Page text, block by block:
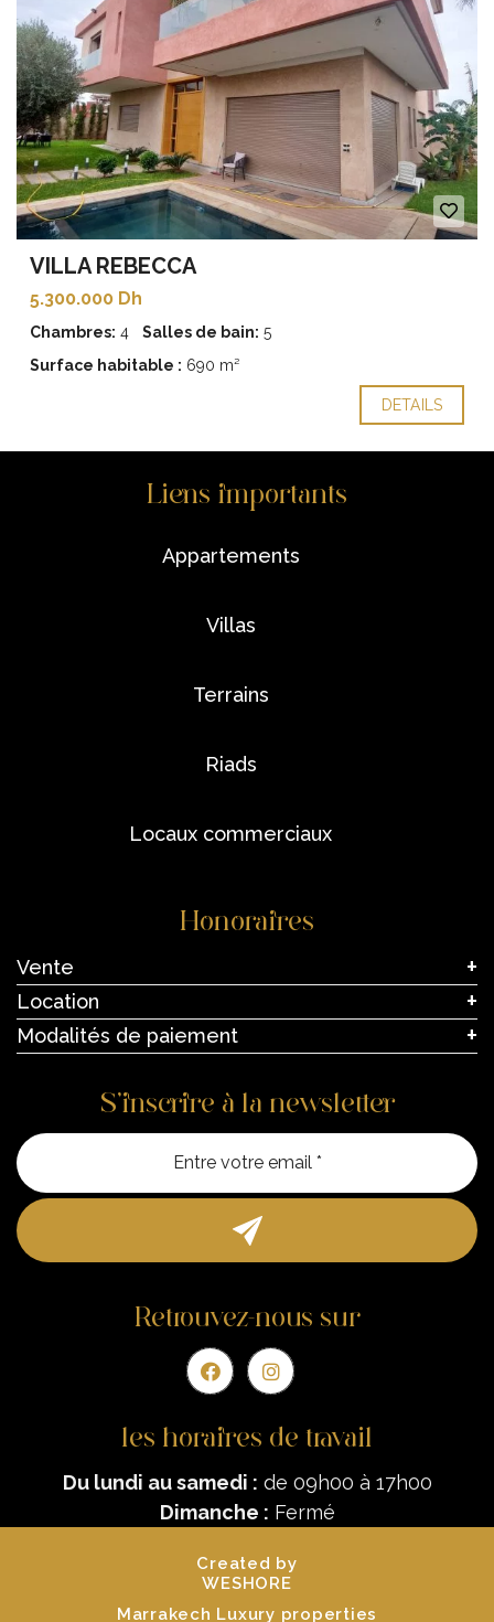
VILLA REBECCA
5.300.000 Dh
Chambres: 4 Salles de bain: 5
Surface habitable : 690 m²
DETAILS
Liens importants
appartements
villas
terrains
riads
locaux commerciaux
Honoraires
Vente
Location
Modalités de paiement
S’inscrire à la newsletter
Entre
Retrouvez-nous sur
les horaires de travail
Du lundi au samedi : de 09h00 à 17h00
Dimanche : Fermé
Created by
WESHORE
Marrakech Luxury properties